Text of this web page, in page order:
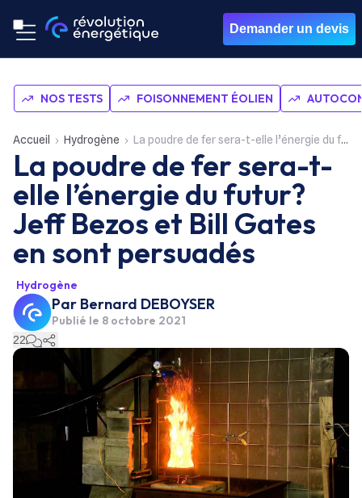
Demander un devis
NOS TESTS FOISONNEMENT ÉOLIEN
Accueil Hydrogène La poudre de fer sera-t-elle l’énergie du futur? Jeff Bezos et Bill Gates en sont persuadés
La poudre de fer sera-t-
elle l’énergie du futur?
Jeff Bezos et Bill Gates
en sont persuadés
Hydrogène
Par Bernard DEBOYSER
Publié le 8 octobre 2021
22